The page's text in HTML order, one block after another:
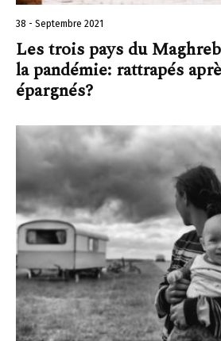
38 - Septembre 2021
Les trois pays du
la pandémie: rattrapés
épargnés?